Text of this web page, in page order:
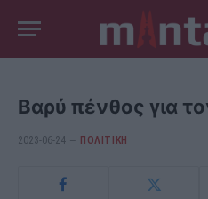
Βαρύ πένθος για
2023-06-24 ΠΟΛΙΤΙΚΗ